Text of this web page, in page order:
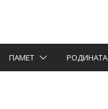
ПАМЕТ РОДИНАТА